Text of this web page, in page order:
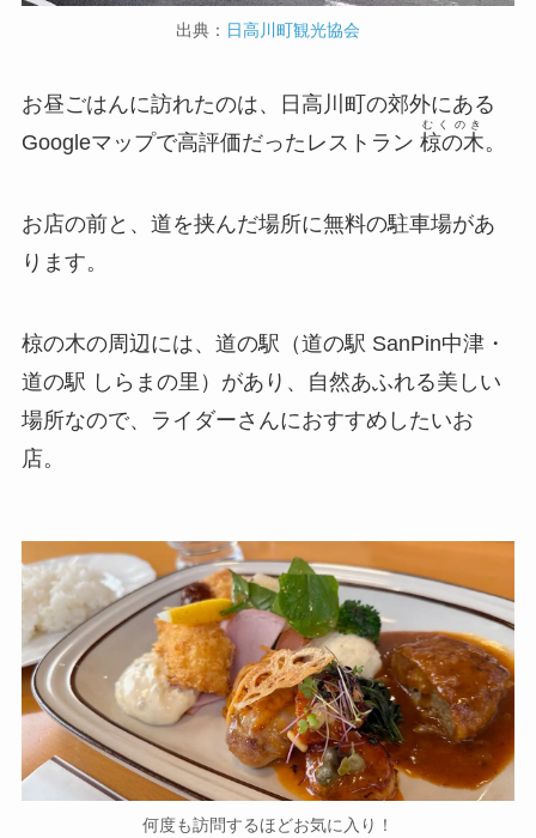
出典： 日高川町観光協会
お昼ごはんに訪れたのは、日高川町の郊外にある
Googleマップで高評価だったレストラン 椋の木
むくのき
。
お店の前と、道を挟んだ場所に無料の駐車場があ
ります。
椋の木の周辺には、道の駅（道の駅 SanPin中津・
道の駅 しらまの里）があり、自然あふれる美しい
場所なので、ライダーさんにおすすめしたいお
店。
何度も訪問するほどお気に入り！